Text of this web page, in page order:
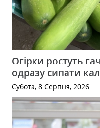
Огірки ростуть
одразу сипати
Субота, 8 Серпня, 2026